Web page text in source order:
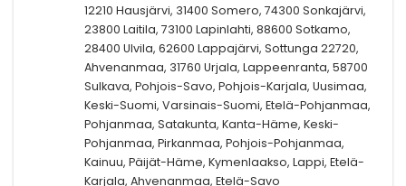
12210 Hausjärvi, 31400 Somero, 74300 Sonkajärvi,
23800 Laitila, 73100 Lapinlahti, 88600 Sotkamo,
28400 Ulvila, 62600 Lappajärvi, Sottunga 22720,
Ahvenanmaa, 31760 Urjala, Lappeenranta, 58700
Sulkava, Pohjois-Savo, Pohjois-Karjala, Uusimaa,
Keski-Suomi, Varsinais-Suomi, Etelä-Pohjanmaa,
Pohjanmaa, Satakunta, Kanta-Häme, Keski-
Pohjanmaa, Pirkanmaa, Pohjois-Pohjanmaa,
Kainuu, Päijät-Häme, Kymenlaakso, Lappi, Etelä-
Karjala, Ahvenanmaa, Etelä-Savo